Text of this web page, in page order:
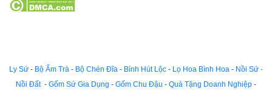
Ly Sứ - Bộ Ấm Trà - Bộ Chén Đĩa - Bình Hút Lộc - Lọ Hoa Bình Hoa - Nồi Sứ -
Nồi Đất - Gốm Sứ Gia Dụng - Gốm Chu Đậu - Quà Tặng Doanh Nghiệp -